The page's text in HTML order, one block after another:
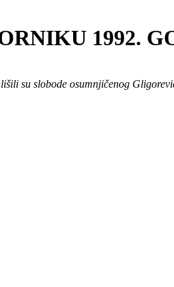
1992.
su slobode osumnjičenog